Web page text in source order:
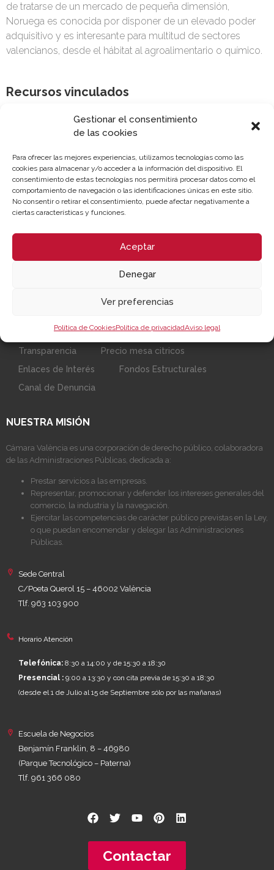
Gestionar el consentimiento
de las cookies
Para ofrecer las mejores experiencias, utilizamos tecnologías como las
cookies para almacenar y/o acceder a la información del dispositivo. El
consentimiento de estas tecnologías nos permitirá procesar datos como el
comportamiento de navegación o las identificaciones únicas en este sitio.
No consentir o retirar el consentimiento, puede afectar negativamente a
ciertas características y funciones.
Aceptar
Denegar
Ver preferencias
Política de CookiesPolítica de privacidadAviso legal
de tratarse de un mercado de pequeña dimensión,
Noruega es conocida por disponer de un elevado poder
adquisitivo y es interesante para multitud de sectores
valencianos, desde el hábitat al agroalimentario o químico.
Recursos vinculados
Reunión con el embajador Noruega(Imagen)
Informe país Noruega. Febrero 2023
Sobre la Cámara
Perfil del contratante
Transparencia
Precio mesa citricos
Enlaces de Interés
Fondos Estructurales
Canal de Denuncia
NUESTRA MISIÓN
Cámara València es una corporación de derecho público, colaboradora
de las Administraciones Públicas, dedicada a:
Prestar servicios a las empresas.
Representar, promocionar y defender los intereses generales del
comercio, la industria y la navegación.
Ejercitar las competencias de carácter público previstas en la Ley,
o que puedan encomendar y delegar las Administraciones
Públicas.
Sede Central
C/Poeta Querol 15 – 46002 València
Tlf. 963 103 900
Horario Atención
Telefónica: 8:30 a 14:00 y de 15:30 a 18:30
Presencial : 9:00 a 13:30 y con cita previa de 15:30 a 18:30
(desde el 1 de Julio al 15 de Septiembre sólo por las mañanas)
Escuela de Negocios
Benjamín Franklin, 8 – 46980
(Parque Tecnológico – Paterna)
Tlf. 961 366 080
Contactar